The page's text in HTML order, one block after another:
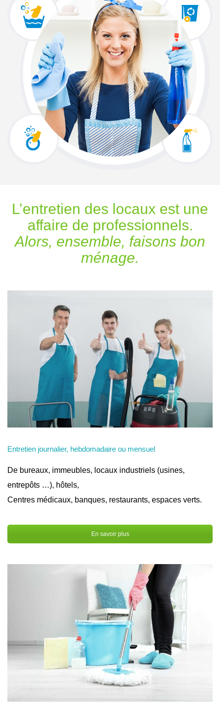
L’entretien des locaux est une
affaire de professionnels.
Alors, ensemble, faisons bon
ménage.
Entretien journalier, hebdomadaire ou mensuel
De bureaux, immeubles, locaux industriels (usines,
entrepôts …), hôtels,
Centres médicaux, banques, restaurants, espaces verts.
En savoir plus